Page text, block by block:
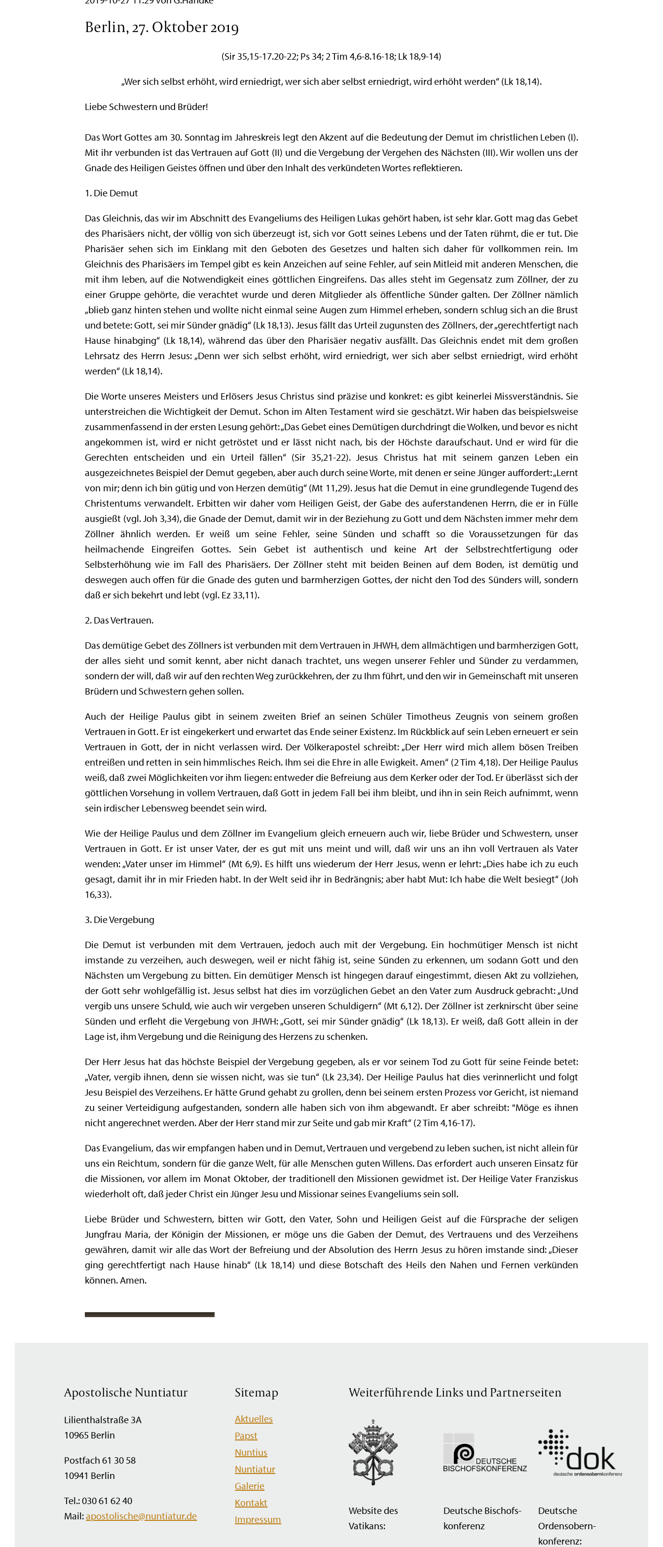
Berlin, 27. Oktober 2019
(Sir 35,15-17.20-22; Ps 34; 2 Tim 4,6-8.16-18; Lk 18,9-14)
„Wer sich selbst erhöht, wird erniedrigt, wer sich aber selbst erniedrigt, wird erhöht werden“ (Lk 18,14).
Liebe Schwestern und Brüder!
Das Wort Gottes am 30. Sonntag im Jahreskreis legt den Akzent auf die Bedeutung der Demut im christlichen Leben (I).
Mit ihr verbunden ist das Vertrauen auf Gott (II) und die Vergebung der Vergehen des Nächsten (III). Wir wollen uns der
Gnade des Heiligen Geistes öffnen und über den Inhalt des verkündeten Wortes reflektieren.
1. Die Demut
Das Gleichnis, das wir im Abschnitt des Evangeliums des Heiligen Lukas gehört haben, ist sehr klar. Gott mag das Gebet
des Pharisäers nicht, der völlig von sich überzeugt ist, sich vor Gott seines Lebens und der Taten rühmt, die er tut. Die
Pharisäer sehen sich im Einklang mit den Geboten des Gesetzes und halten sich daher für vollkommen rein. Im
Gleichnis des Pharisäers im Tempel gibt es kein Anzeichen auf seine Fehler, auf sein Mitleid mit anderen Menschen, die
mit ihm leben, auf die Notwendigkeit eines göttlichen Eingreifens. Das alles steht im Gegensatz zum Zöllner, der zu
einer Gruppe gehörte, die verachtet wurde und deren Mitglieder als öffentliche Sünder galten. Der Zöllner nämlich
„blieb ganz hinten stehen und wollte nicht einmal seine Augen zum Himmel erheben, sondern schlug sich an die Brust
und betete: Gott, sei mir Sünder gnädig“ (Lk 18,13). Jesus fällt das Urteil zugunsten des Zöllners, der „gerechtfertigt nach
Hause hinabging“ (Lk 18,14), während das über den Pharisäer negativ ausfällt. Das Gleichnis endet mit dem großen
Lehrsatz des Herrn Jesus: „Denn wer sich selbst erhöht, wird erniedrigt, wer sich aber selbst erniedrigt, wird erhöht
werden“ (Lk 18,14).
Die Worte unseres Meisters und Erlösers Jesus Christus sind präzise und konkret: es gibt keinerlei Missverständnis. Sie
unterstreichen die Wichtigkeit der Demut. Schon im Alten Testament wird sie geschätzt. Wir haben das beispielsweise
zusammenfassend in der ersten Lesung gehört: „Das Gebet eines Demütigen durchdringt die Wolken, und bevor es nicht
angekommen ist, wird er nicht getröstet und er lässt nicht nach, bis der Höchste daraufschaut. Und er wird für die
Gerechten entscheiden und ein Urteil fällen“ (Sir 35,21-22). Jesus Christus hat mit seinem ganzen Leben ein
ausgezeichnetes Beispiel der Demut gegeben, aber auch durch seine Worte, mit denen er seine Jünger auffordert: „Lernt
von mir; denn ich bin gütig und von Herzen demütig“ (Mt 11,29). Jesus hat die Demut in eine grundlegende Tugend des
Christentums verwandelt. Erbitten wir daher vom Heiligen Geist, der Gabe des auferstandenen Herrn, die er in Fülle
ausgießt (vgl. Joh 3,34), die Gnade der Demut, damit wir in der Beziehung zu Gott und dem Nächsten immer mehr dem
Zöllner ähnlich werden. Er weiß um seine Fehler, seine Sünden und schafft so die Voraussetzungen für das
heilmachende Eingreifen Gottes. Sein Gebet ist authentisch und keine Art der Selbstrechtfertigung oder
Selbsterhöhung wie im Fall des Pharisäers. Der Zöllner steht mit beiden Beinen auf dem Boden, ist demütig und
deswegen auch offen für die Gnade des guten und barmherzigen Gottes, der nicht den Tod des Sünders will, sondern
daß er sich bekehrt und lebt (vgl. Ez 33,11).
2. Das Vertrauen.
Das demütige Gebet des Zöllners ist verbunden mit dem Vertrauen in JHWH, dem allmächtigen und barmherzigen Gott,
der alles sieht und somit kennt, aber nicht danach trachtet, uns wegen unserer Fehler und Sünder zu verdammen,
sondern der will, daß wir auf den rechten Weg zurückkehren, der zu Ihm führt, und den wir in Gemeinschaft mit unseren
Brüdern und Schwestern gehen sollen.
Auch der Heilige Paulus gibt in seinem zweiten Brief an seinen Schüler Timotheus Zeugnis von seinem großen
Vertrauen in Gott. Er ist eingekerkert und erwartet das Ende seiner Existenz. Im Rückblick auf sein Leben erneuert er sein
Vertrauen in Gott, der in nicht verlassen wird. Der Völkerapostel schreibt: „Der Herr wird mich allem bösen Treiben
entreißen und retten in sein himmlisches Reich. Ihm sei die Ehre in alle Ewigkeit. Amen“ (2 Tim 4,18). Der Heilige Paulus
weiß, daß zwei Möglichkeiten vor ihm liegen: entweder die Befreiung aus dem Kerker oder der Tod. Er überlässt sich der
göttlichen Vorsehung in vollem Vertrauen, daß Gott in jedem Fall bei ihm bleibt, und ihn in sein Reich aufnimmt, wenn
sein irdischer Lebensweg beendet sein wird.
Wie der Heilige Paulus und dem Zöllner im Evangelium gleich erneuern auch wir, liebe Brüder und Schwestern, unser
Vertrauen in Gott. Er ist unser Vater, der es gut mit uns meint und will, daß wir uns an ihn voll Vertrauen als Vater
wenden: „Vater unser im Himmel“ (Mt 6,9). Es hilft uns wiederum der Herr Jesus, wenn er lehrt: „Dies habe ich zu euch
gesagt, damit ihr in mir Frieden habt. In der Welt seid ihr in Bedrängnis; aber habt Mut: Ich habe die Welt besiegt“ (Joh
16,33).
3. Die Vergebung
Die Demut ist verbunden mit dem Vertrauen, jedoch auch mit der Vergebung. Ein hochmütiger Mensch ist nicht
imstande zu verzeihen, auch deswegen, weil er nicht fähig ist, seine Sünden zu erkennen, um sodann Gott und den
Nächsten um Vergebung zu bitten. Ein demütiger Mensch ist hingegen darauf eingestimmt, diesen Akt zu vollziehen,
der Gott sehr wohlgefällig ist. Jesus selbst hat dies im vorzüglichen Gebet an den Vater zum Ausdruck gebracht: „Und
vergib uns unsere Schuld, wie auch wir vergeben unseren Schuldigern“ (Mt 6,12). Der Zöllner ist zerknirscht über seine
Sünden und erfleht die Vergebung von JHWH: „Gott, sei mir Sünder gnädig“ (Lk 18,13). Er weiß, daß Gott allein in der
Lage ist, ihm Vergebung und die Reinigung des Herzens zu schenken.
Der Herr Jesus hat das höchste Beispiel der Vergebung gegeben, als er vor seinem Tod zu Gott für seine Feinde betet:
„Vater, vergib ihnen, denn sie wissen nicht, was sie tun“ (Lk 23,34). Der Heilige Paulus hat dies verinnerlicht und folgt
Jesu Beispiel des Verzeihens. Er hätte Grund gehabt zu grollen, denn bei seinem ersten Prozess vor Gericht, ist niemand
zu seiner Verteidigung aufgestanden, sondern alle haben sich von ihm abgewandt. Er aber schreibt: "Möge es ihnen
nicht angerechnet werden. Aber der Herr stand mir zur Seite und gab mir Kraft“ (2 Tim 4,16-17).
Das Evangelium, das wir empfangen haben und in Demut, Vertrauen und vergebend zu leben suchen, ist nicht allein für
uns ein Reichtum, sondern für die ganze Welt, für alle Menschen guten Willens. Das erfordert auch unseren Einsatz für
die Missionen, vor allem im Monat Oktober, der traditionell den Missionen gewidmet ist. Der Heilige Vater Franziskus
wiederholt oft, daß jeder Christ ein Jünger Jesu und Missionar seines Evangeliums sein soll.
Liebe Brüder und Schwestern, bitten wir Gott, den Vater, Sohn und Heiligen Geist auf die Fürsprache der seligen
Jungfrau Maria, der Königin der Missionen, er möge uns die Gaben der Demut, des Vertrauens und des Verzeihens
gewähren, damit wir alle das Wort der Befreiung und der Absolution des Herrn Jesus zu hören imstande sind: „Dieser
ging gerechtfertigt nach Hause hinab“ (Lk 18,14) und diese Botschaft des Heils den Nahen und Fernen verkünden
können. Amen.
Apostolische Nuntiatur
Lilienthalstraße 3A
10965 Berlin
Postfach 61 30 58
10941 Berlin
Tel.: 030 61 62 40
Mail:apostolische@nuntiatur.de
Sitemap
Navigation
überspringen
Aktuelles
Papst
Nuntius
Nuntiatur
Galerie
Kontakt
Impressum
Weiterführende Links und Partnerseiten
Website des
Vatikans:
Deutsche Bischofs­
konferenz
Deutsche
Ordensobern­
konferenz: